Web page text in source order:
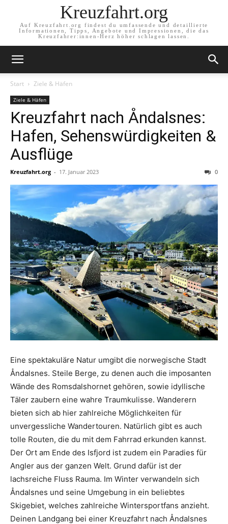
Kreuzfahrt.org
Auf Kreuzfahrt.org findest du umfassende und detaillierte
Informationen, Tipps, Angebote und Impressionen, die das
Kreuzfahrer:innen-Herz höher schlagen lassen.
Start Ziele & Häfen
Ziele & Häfen
Kreuzfahrt nach Åndalsnes:
Hafen, Sehenswürdigkeiten &
Ausflüge
Kreuzfahrt.org - 17. Januar 2023 0
Eine spektakuläre Natur umgibt die norwegische Stadt
Åndalsnes. Steile Berge, zu denen auch die imposanten
Wände des Romsdalshornet gehören, sowie idyllische
Täler zaubern eine wahre Traumkulisse. Wanderern
bieten sich ab hier zahlreiche Möglichkeiten für
unvergessliche Wandertouren. Natürlich gibt es auch
tolle Routen, die du mit dem Fahrrad erkunden kannst.
Der Ort am Ende des Isfjord ist zudem ein Paradies für
Angler aus der ganzen Welt. Grund dafür ist der
lachsreiche Fluss Rauma. Im Winter verwandeln sich
Åndalsnes und seine Umgebung in ein beliebtes
Skigebiet, welches zahlreiche Wintersportfans anzieht.
Deinen Landgang bei einer Kreuzfahrt nach Åndalsnes